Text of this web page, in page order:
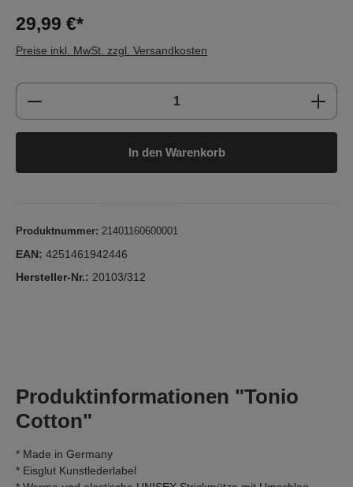
29,99 €*
Preise inkl. MwSt. zzgl. Versandkosten
Produkt Anzahl: Gib den gewünschten
In den Warenkorb
Produktnummer: 21401160600001
EAN: 4251461942446
Hersteller-Nr.: 20103/312
Produktinformationen "Tonio
Cotton"
* Made in Germany
* Eisglut Kunstlederlabel